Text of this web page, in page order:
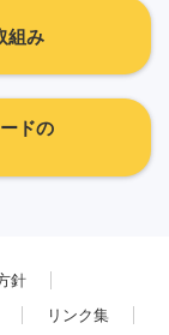
組み
ドの
針
リンク集